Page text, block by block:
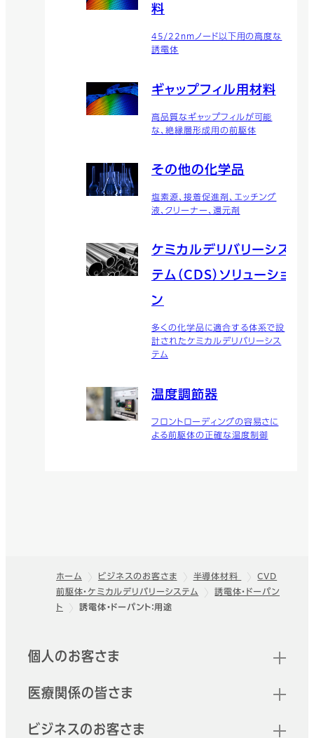
料
45/22nmノード以下用の高度な
誘電体
ギャップフィル用材料
高品質なギャップフィルが可能
な、絶縁層形成用の前駆体
その他の化学品
塩素源、接着促進剤、エッチング
液、クリーナー、還元剤
ケミカルデリバリーシス
テム（CDS）ソリューショ
ン
多くの化学品に適合する体系で設
計されたケミカルデリバリーシス
テム
温度調節器
フロントローディングの容易さに
よる前駆体の正確な温度制御
フッター
ホーム ビジネスのお客さま 半導体材料
CVD
前駆体・ケミカルデリバリーシステム
誘電体・ドーパン
ト
誘電体・ドーパント：用途
クイックリンク
個人のお客さま
医療関係の皆さま
ビジネスのお客さま